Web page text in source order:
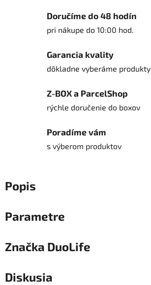
Doručíme do 48 hodín
pri nákupe do 10:00 hod.
Garancia kvality
dôkladne vyberáme produkty
Z-BOX a ParcelShop
rýchle doručenie do boxov
Poradíme vám
s výberom produktov
Popis
Parametre
Značka DuoLife
Diskusia